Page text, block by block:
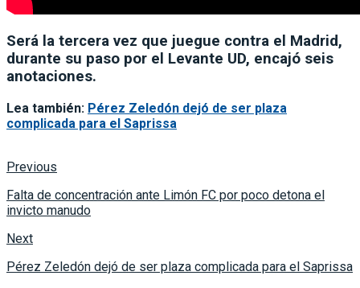
Será la tercera vez que juegue contra el Madrid,
durante su paso por el Levante UD, encajó seis
anotaciones.
Lea también: Pérez Zeledón dejó de ser plaza
complicada para el Saprissa
Previous
Falta de concentración ante Limón FC por poco detona el
invicto manudo
Next
Pérez Zeledón dejó de ser plaza complicada para el Saprissa